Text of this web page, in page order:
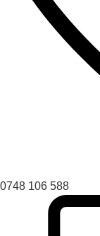
0748 106 588